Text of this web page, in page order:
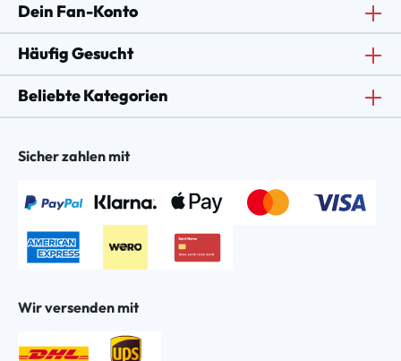
Dein Fan-Konto
Häufig Gesucht
Beliebte Kategorien
Sicher zahlen mit
Wir versenden mit